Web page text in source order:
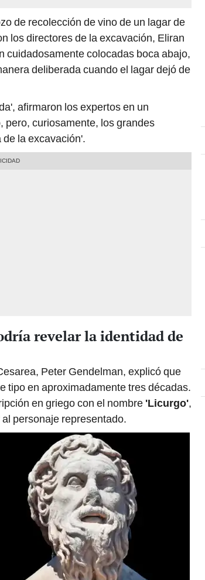
de recolección de vino de un lagar de
los directores de la excavación, Eliran
cuidadosamente colocadas boca abajo,
deliberada cuando el lagar dejó de
afirmaron los expertos en un
pero, curiosamente, los grandes
la excavación'.
revelar la identidad de
Peter Gendelman, explicó que
tipo en aproximadamente tres décadas.
en griego con el nombre 'Licurgo',
personaje representado.